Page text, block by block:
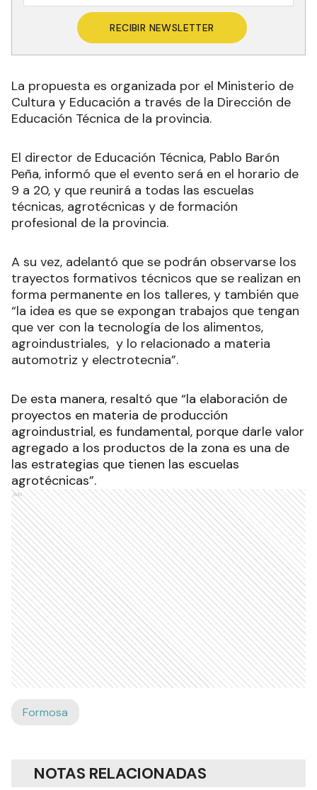
RECIBIR NEWSLETTER
La propuesta es organizada por el Ministerio de
Cultura y Educación a través de la Dirección de
Educación Técnica de la provincia.
El director de Educación Técnica, Pablo Barón
Peña, informó que el evento será en el horario de
9 a 20, y que reunirá a todas las escuelas
técnicas, agrotécnicas y de formación
profesional de la provincia.
A su vez, adelantó que se podrán observarse los
trayectos formativos técnicos que se realizan en
forma permanente en los talleres, y también que
“la idea es que se expongan trabajos que tengan
que ver con la tecnología de los alimentos,
agroindustriales, y lo relacionado a materia
automotriz y electrotecnia”.
De esta manera, resaltó que “la elaboración de
proyectos en materia de producción
agroindustrial, es fundamental, porque darle valor
agregado a los productos de la zona es una de
las estrategias que tienen las escuelas
agrotécnicas”.
Ads
Formosa
NOTAS RELACIONADAS